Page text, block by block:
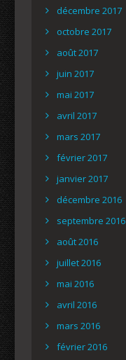
décembre 2017
octobre 2017
août 2017
juin 2017
mai 2017
avril 2017
mars 2017
février 2017
janvier 2017
décembre 2016
septembre 2016
août 2016
juillet 2016
mai 2016
avril 2016
mars 2016
février 2016